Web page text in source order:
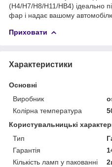
(H4/H7/H8/H11/HB4) ідеально
фар і надає вашому
Приховати
Характеристики
Основні
Виробник
Колірна температура
Користувальницькі
Тип
Гарантія
Кількість ламп у пакованні